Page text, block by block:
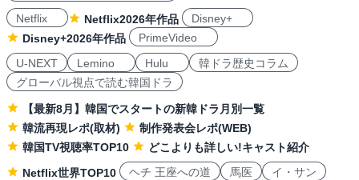
Netflix
Netflix2026年作品
Disney+
Disney+2026年作品
PrimeVideo
U-NEXT
Lemino Hulu
韓ドラ歴史コラム
グローバル視点で読む韓国ドラ
【最新8月】韓国でスタートの新韓ドラ月別一覧
韓流再現レポ(取材)
制作発表会レポ(WEB)
韓国TV視聴率TOP10
どこよりも詳しい!キャスト紹介
Netflix世界TOP10
ヘチ 王座への道 馬医
イ・サン